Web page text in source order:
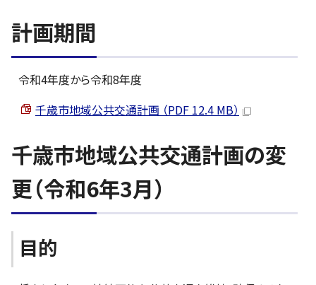
計画期間
令和4年度から令和8年度
千歳市地域公共交通計画 （PDF 12.4 MB）
千歳市地域公共交通計画の変
更（令和6年3月）
目的